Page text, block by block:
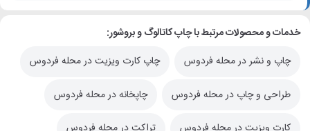
خدمات و محصولات مرتبط با چاپ کاتالوگ و بروشور:
چاپ و نشر در محله فردوس
چاپ کارت ویزیت در محله فردوس
طراحی و چاپ در محله فردوس چاپخانه در محله فردوس